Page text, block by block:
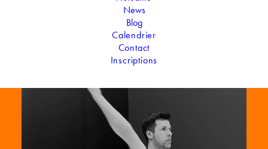
News
Blog
Calendrier
Contact
Inscriptions